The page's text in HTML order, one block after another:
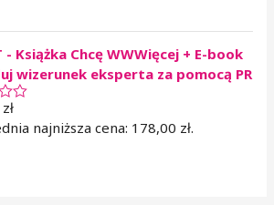
- Książka Chcę WWWięcej + E-book
wizerunek eksperta za pomocą PR
zł
najniższa cena: 178,00 zł.